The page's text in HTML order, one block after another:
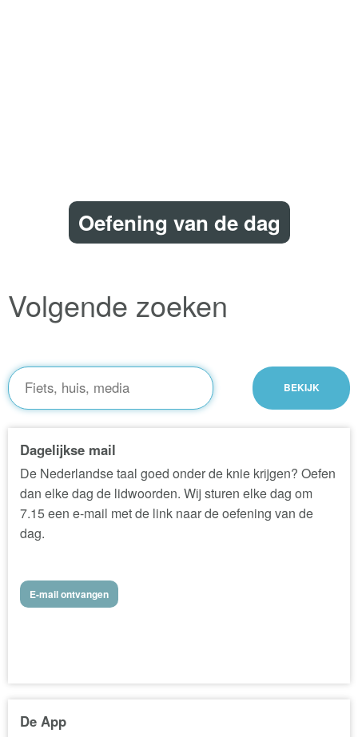
Oefening van de dag
Volgende zoeken
Dagelijkse mail
De Nederlandse taal goed onder de knie krijgen? Oefen
dan elke dag de lidwoorden. Wij sturen elke dag om
7.15 een e-mail met de link naar de oefening van de
dag.
E-mail ontvangen
De App